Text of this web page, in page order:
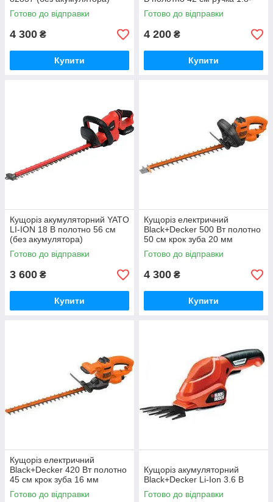
Готово до відправки
4 300 ₴
Купити
2.8 м (БЕЗ АКУМУЛЯТОРА)
Готово до відправки
4 200 ₴
Купити
Кущоріз акумуляторний YATO
LI-ION 18 В полотно 56 см
(без акумулятора)
Готово до відправки
3 600 ₴
Купити
Кущоріз електричний
Black+Decker 500 Вт полотно
50 см крок зуба 20 мм
BEHTS301-QS
Готово до відправки
4 300 ₴
Купити
Кущоріз електричний
Black+Decker 420 Вт полотно
45 см крок зуба 16 мм
BEHT201-QS
Готово до відправки
Кущоріз акумуляторний
Black+Decker Li-Ion 3.6 В
Готово до відправки